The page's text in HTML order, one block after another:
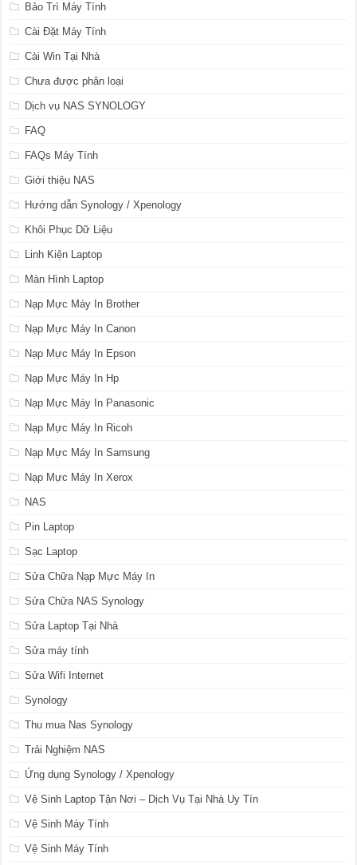
Bảo Trì Máy Tính
Cài Đặt Máy Tính
Cài Win Tại Nhà
Chưa được phân loại
Dịch vụ NAS SYNOLOGY
FAQ
FAQs Máy Tính
Giới thiệu NAS
Hướng dẫn Synology / Xpenology
Khôi Phục Dữ Liệu
Linh Kiện Laptop
Màn Hình Laptop
Nạp Mực Máy In Brother
Nạp Mực Máy In Canon
Nạp Mực Máy In Epson
Nạp Mực Máy In Hp
Nạp Mực Máy In Panasonic
Nạp Mực Máy In Ricoh
Nạp Mực Máy In Samsung
Nạp Mực Máy In Xerox
NAS
Pin Laptop
Sạc Laptop
Sửa Chữa Nạp Mực Máy In
Sửa Chữa NAS Synology
Sửa Laptop Tại Nhà
Sửa máy tính
Sửa Wifi Internet
Synology
Thu mua Nas Synology
Trải Nghiệm NAS
Ứng dụng Synology / Xpenology
Vệ Sinh Laptop Tận Nơi – Dịch Vụ Tại Nhà Uy Tín
Vệ Sinh Máy Tính
Vệ Sinh Máy Tính